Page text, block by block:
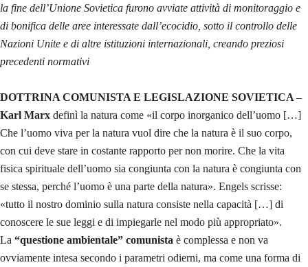
la fine dell’Unione Sovietica furono avviate attività di monitoraggio e
di bonifica delle aree interessate dall’ecocidio, sotto il controllo delle
Nazioni Unite e di altre istituzioni internazionali, creando preziosi
precedenti normativi
DOTTRINA COMUNISTA E LEGISLAZIONE SOVIETICA –
Karl Marx definì la natura come «il corpo inorganico dell’uomo […]
Che l’uomo viva per la natura vuol dire che la natura è il suo corpo,
con cui deve stare in costante rapporto per non morire. Che la vita
fisica spirituale dell’uomo sia congiunta con la natura è congiunta con
se stessa, perché l’uomo è una parte della natura». Engels scrisse:
«tutto il nostro dominio sulla natura consiste nella capacità […] di
conoscere le sue leggi e di impiegarle nel modo più appropriato».
La “questione ambientale” comunista è complessa e non va
ovviamente intesa secondo i parametri odierni, ma come una forma di